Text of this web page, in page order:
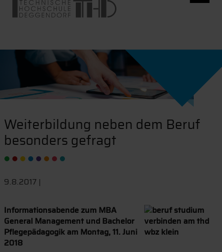
Weiterbildung neben dem Beruf
besonders gefragt
9.8.2017 |
Informationsabende zum MBA
General Management und Bachelor
Pflegepädagogik am Montag, 11. Juni
2018